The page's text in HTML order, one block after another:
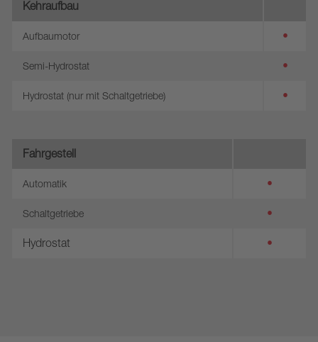
Kehraufbau
Aufbaumotor •
Semi-Hydrostat •
Hydrostat (nur mit Schaltgetriebe) •
Fahrgestell
Automatik •
Schaltgetriebe •
Hydrostat •